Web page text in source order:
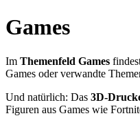
Games
Im Themenfeld Games
Games oder verwandte
Und natürlich: Das 3D-
Figuren aus Games wie